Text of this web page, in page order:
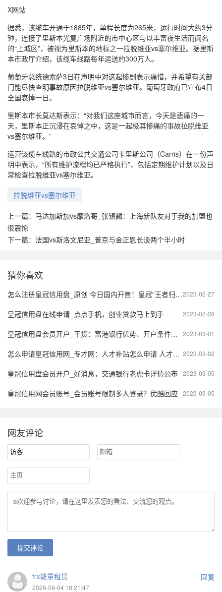
X网站
据悉，该缆车开通于1885年，单程长度为265米，运行时间大约3分
钟，连接了里斯本光复广场附近的市中心区与以丰富夜生活而闻名
的“上城区”，被视为里斯本的地标之一拉脱维亚vs塞尔维亚。据里斯
本市政厅介绍，该缆车线路每年运送约300万人。
葡萄牙总统德索萨3日在声明中对这起惨剧表示痛惜，并希望有关部
门能尽快查明事故原因拉脱维亚vs塞尔维亚。葡萄牙政府已宣布4日
全国哀悼一日。
里斯本市长莫达斯表示：“对我们这座城市而言，今天是悲痛的一
天，里斯本正沉浸在哀悼之中，这是一起极其惨痛的事故拉脱维亚
vs塞尔维亚。”
运营该缆车线路的市政公共交通公司卡里斯公司（Carris）在一份声
明中表示，“所有维护流程均已严格执行”，包括定期维护计划以及日
常检查拉脱维亚vs塞尔维亚。
拉脱维亚vs塞尔维亚
上一篇： 马达加斯加vs摩洛哥_张镇麟：上海新队友对于我的加盟也
很震惊
下一篇： 法国vs斯洛文尼亚_普京与金正恩长谈两个半小时
猜你喜欢
2023-02-27
怎么注册皇冠信用盘_原创 今日国内开售！皇冠“王者归来”，轿跑车身+雷克萨斯2.4T，不火都难！
2023-02-28
皇冠信用盘在线申请_点点手机，创业贷款马上到手
2023-03-01
皇冠信用盘会员开户_干货：富港银行优势、开户条件及常见问答
2023-03-02
怎么申请皇冠信用网_专才网：人才补贴怎么申请 人才补贴申请流程 人才补贴申请材料
2023-03-05
皇冠信用盘会员开户_好消息，交通银行老虎卡详情公布
2023-03-05
皇冠信用网会员账号_会员账号限制多人登录？优酷回应
网友评论
提交评论
trx能量租赁 回复
2026-06-04 18:21:47